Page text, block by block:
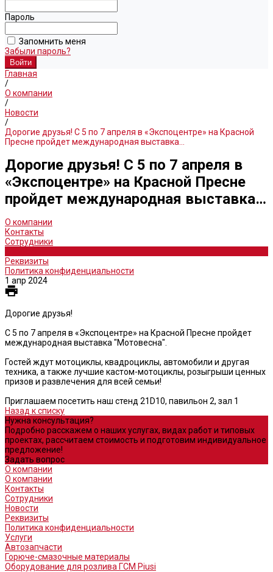
Пароль
Запомнить меня
Забыли пароль?
Главная
/
О компании
/
Новости
/
Дорогие друзья! С 5 по 7 апреля в «Экспоцентре» на Красной
Пресне пройдет международная выставка…
Дорогие друзья! С 5 по 7 апреля в
«Экспоцентре» на Красной Пресне
пройдет международная выставка…
О компании
Контакты
Сотрудники
Реквизиты
Политика конфиденциальности
1 апр 2024
Дорогие друзья!
С 5 по 7 апреля в «Экспоцентре» на Красной Пресне пройдет
международная выставка "Мотовесна".
Гостей ждут мотоциклы, квадроциклы, автомобили и другая
техника, а также лучшие кастом-мотоциклы, розыгрыши ценных
призов и развлечения для всей семьи!
Приглашаем посетить наш стенд 21D10, павильон 2, зал 1
Назад к списку
Нужна консультация?
Подробно расскажем о наших услугах, видах работ и типовых
проектах, рассчитаем стоимость и подготовим индивидуальное
предложение!
Задать вопрос
О компании
О компании
Контакты
Сотрудники
Новости
Реквизиты
Политика конфиденциальности
Услуги
Автозапчасти
Горюче-смазочные материалы
Оборудование для розлива ГСМ Piusi